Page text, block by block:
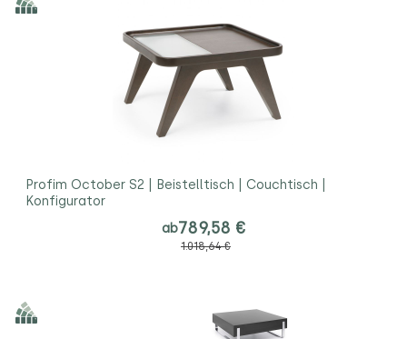
Profim October S2 | Beistelltisch | Couchtisch |
Konfigurator
ab789,58 €
1.018,64 €